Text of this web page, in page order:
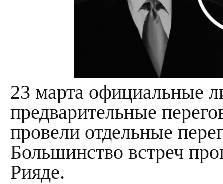
23 марта официальные
предварительные
провели отдельные
Большинство встреч
Рияде.